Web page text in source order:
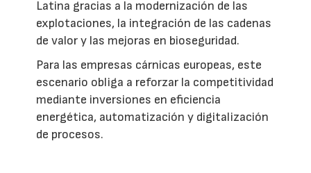
Latina gracias a la modernización de las
explotaciones, la integración de las cadenas
de valor y las mejoras en bioseguridad.
Para las empresas cárnicas europeas, este
escenario obliga a reforzar la competitividad
mediante inversiones en eficiencia
energética, automatización y digitalización
de procesos.